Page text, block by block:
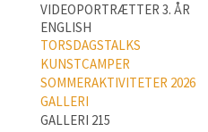
VIDEOPORTRÆTTER 3. ÅR
ENGLISH
TORSDAGSTALKS
KUNSTCAMPER
SOMMERAKTIVITETER 2026
GALLERI
GALLERI 215